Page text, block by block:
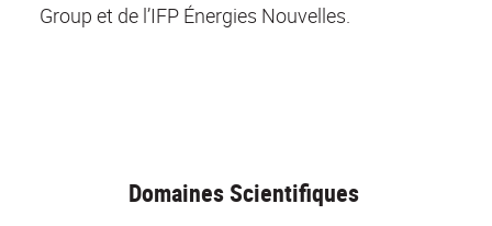
Group et de l’IFP Énergies Nouvelles.
Domaines Scientifiques